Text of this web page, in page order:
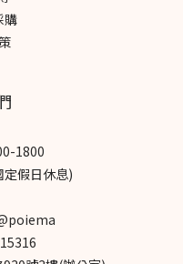
購
1800
假日休息)